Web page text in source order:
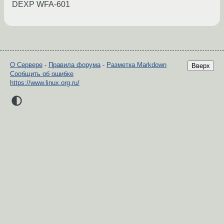
DEXP WFA-601
Вверх
О Сервере - Правила форума- Разметка Markdown
Сообщить об ошибке
https://www.linux.org.ru/